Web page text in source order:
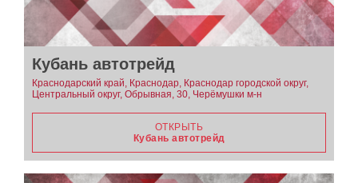
Кубань автотрейд
Краснодарский край, Краснодар, Краснодар городской округ,
Центральный округ, Обрывная, 30, Черёмушки м-н
ОТКРЫТЬ
Кубань автотрейд